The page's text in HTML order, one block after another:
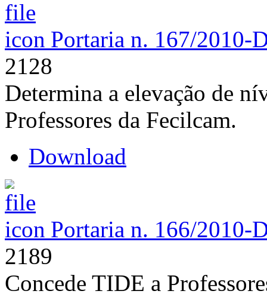
Portaria n. 167/2010-
2128
Determina a elevação de
Professores da Fecilcam.
Download
Portaria n. 166/2010-
2189
Concede TIDE a